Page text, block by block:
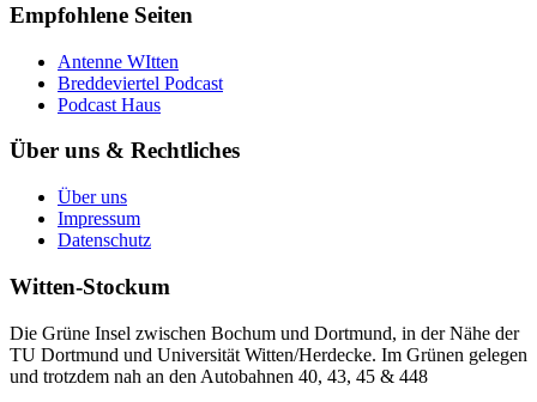
Empfohlene Seiten
Antenne WItten
Breddeviertel Podcast
Podcast Haus
Über uns & Rechtliches
Über uns
Impressum
Datenschutz
Witten-Stockum
Die Grüne Insel zwischen Bochum und Dortmund, in der Nähe der
TU Dortmund und Universität Witten/Herdecke. Im Grünen gelegen
und trotzdem nah an den Autobahnen 40, 43, 45 & 448